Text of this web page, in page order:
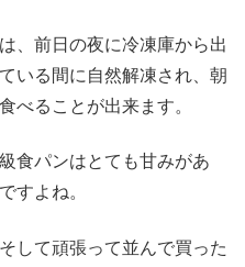
、前日の夜に冷凍庫から出
いる間に自然解凍され、朝
べることが出来ます。
食パンはとても甘みがあ
すよね。
して頑張って並んで買った